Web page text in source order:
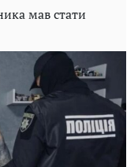
мав стати